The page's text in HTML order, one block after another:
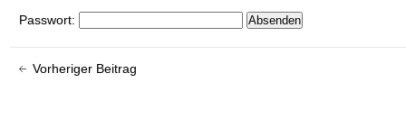
Passwort:
Vorheriger Beitrag